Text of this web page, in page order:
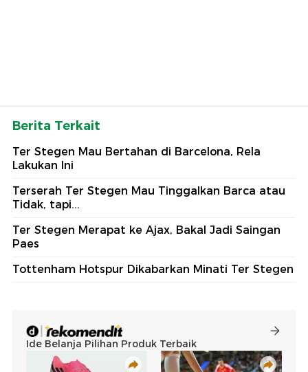
Berita Terkait
Ter Stegen Mau Bertahan di Barcelona, Rela
Lakukan Ini
Terserah Ter Stegen Mau Tinggalkan Barca atau
Tidak, tapi...
Ter Stegen Merapat ke Ajax, Bakal Jadi Saingan
Paes
Tottenham Hotspur Dikabarkan Minati Ter Stegen